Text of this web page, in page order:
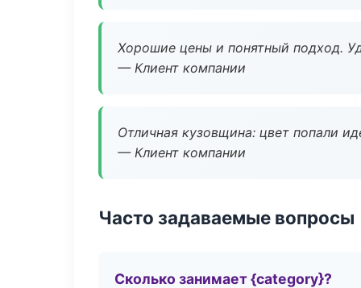
Хорошие цены и понятный подход.
— Клиент компании
Отличная кузовщина: цвет попали
— Клиент компании
Часто задаваемые вопросы
Сколько занимает {category}?